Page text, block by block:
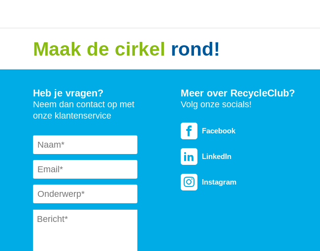
Maak de cirkel rond!
Heb je vragen?
Neem dan contact op met
onze klantenservice
Naam *
Email *
Subject *
Message *
Meer over RecycleClub?
Volg onze socials!
Facebook
LinkedIn
Instagram